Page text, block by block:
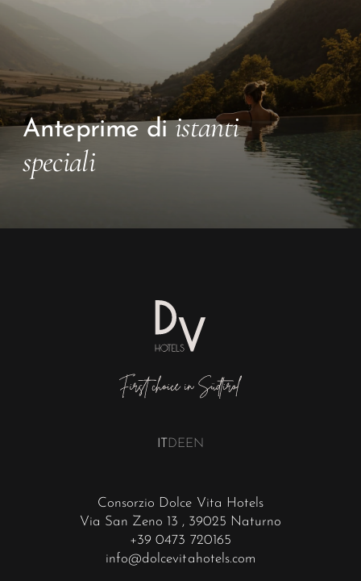
Consorzio Dolce Vita Hotels
Via San Zeno 13 , 39025 Naturno
+39 0473 720165
info@dolcevitahotels.com
ITDEEN